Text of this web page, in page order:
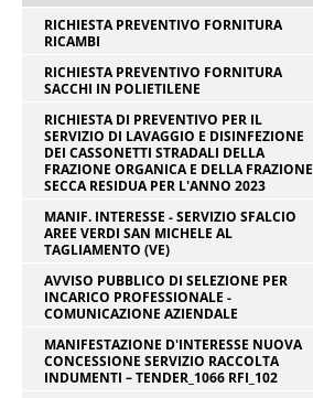
RICHIESTA PREVENTIVO FORNITURA
RICAMBI
RICHIESTA PREVENTIVO FORNITURA
SACCHI IN POLIETILENE
RICHIESTA DI PREVENTIVO PER IL
SERVIZIO DI LAVAGGIO E DISINFEZIONE
DEI CASSONETTI STRADALI DELLA
FRAZIONE ORGANICA E DELLA FRAZIONE
SECCA RESIDUA PER L'ANNO 2023
MANIF. INTERESSE - SERVIZIO SFALCIO
AREE VERDI SAN MICHELE AL
TAGLIAMENTO (VE)
AVVISO PUBBLICO DI SELEZIONE PER
INCARICO PROFESSIONALE -
COMUNICAZIONE AZIENDALE
MANIFESTAZIONE D'INTERESSE NUOVA
CONCESSIONE SERVIZIO RACCOLTA
INDUMENTI – TENDER_1066 RFI_102